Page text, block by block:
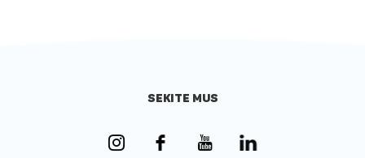
SEKITE MUS